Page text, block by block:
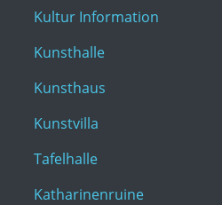
Kultur Information
Kunsthalle
Kunsthaus
Kunstvilla
Tafelhalle
Katharinenruine